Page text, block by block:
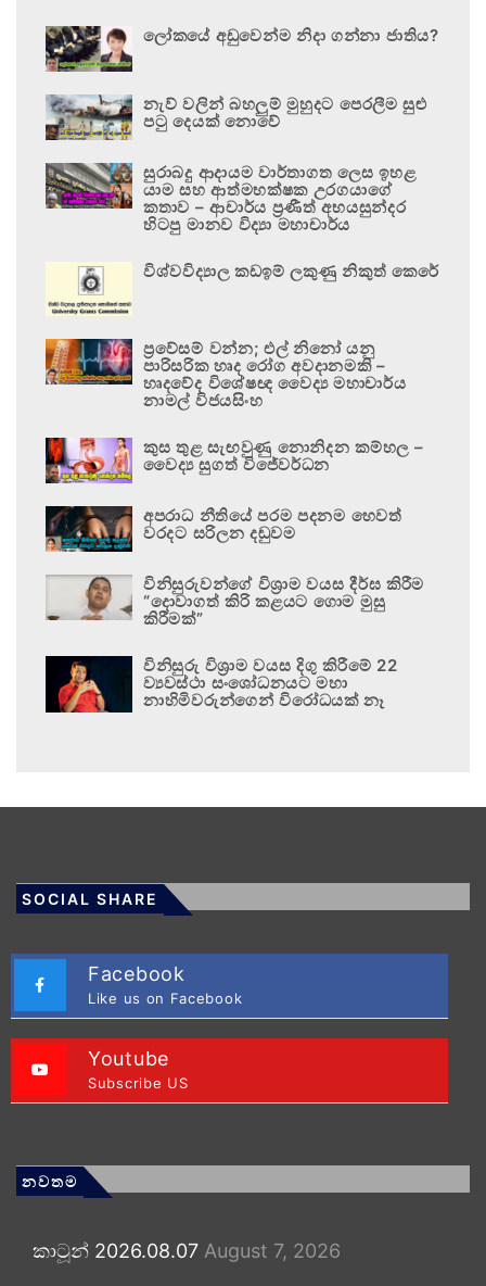
ලෝකයේ අඩුවෙන්ම නිදා ගන්නා ජාතිය?
නැව් වලින් බහලුම් මුහුදට පෙරලීම සුළු
පටු දෙයක් නොවේ
සුරාබදු ආදායම වාර්තාගත ලෙස ඉහළ
යාම සහ ආත්මභක්ෂක උරගයාගේ
කතාව – ආචාර්ය ප්‍රණීත් අභයසුන්දර
හිටපු මානව විද්‍යා මහාචාර්ය
විශ්වවිද්‍යාල කඩඉම් ලකුණු නිකුත් කෙරේ
ප්‍රවේසම් වන්න; එල් නිනෝ යනු
පාරිසරික හෘද රෝග අවදානමකි –
හෘදවේද විශේෂඥ වෛද්‍ය මහාචාර්ය
නාමල් විජයසිංහ
කුස තුළ සැඟවුණු නොනිදන කම්හල –
වෛද්‍ය සුගත් විජේවර්ධන
අපරාධ නීතියේ පරම පදනම හෙවත්
වරදට සරිලන දඬුවම
විනිසුරුවන්ගේ විශ්‍රාම වයස දීර්ඝ කිරීම
“දොවාගත් කිරි කළයට ගොම මුසු
කිරීමක්”
විනිසුරු විශ්‍රාම වයස දිගු කිරීමේ 22
ව්‍යවස්ථා සංශෝධනයට මහා
නාහිමිවරුන්ගෙන් විරෝධයක් නෑ
SOCIAL SHARE
Facebook
Like us on Facebook
Youtube
Subscribe US
නවතම
කාටූන් 2026.08.07 August 7, 2026